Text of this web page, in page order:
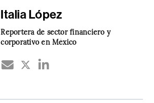
Italia López
Reportera de sector financiero y
corporativo en México